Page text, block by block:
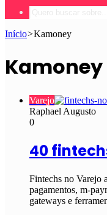
Início>Kamoney
Kamoney
Varejo
Raphael Augusto
0
40
Fintechs no Varejo
pagamentos, m-
gateways e